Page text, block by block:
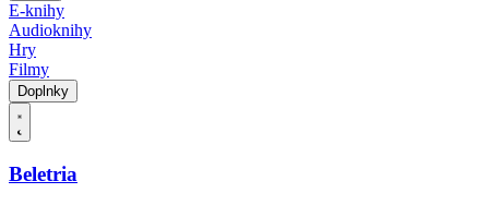
E-knihy
Audioknihy
Hry
Filmy
Doplnky
Beletria